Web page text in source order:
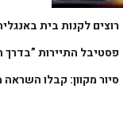
רוצים לקנות בית
פסטיבל התיירות
סיור מקוון: קבלו